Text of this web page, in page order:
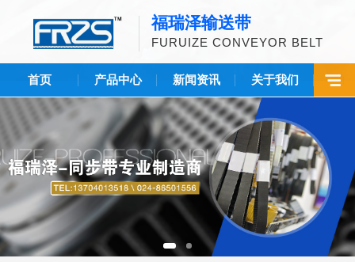
福瑞泽输送带
FURUIZE CONVEYOR BELT
首页 产品中心 新闻资讯 关于我们